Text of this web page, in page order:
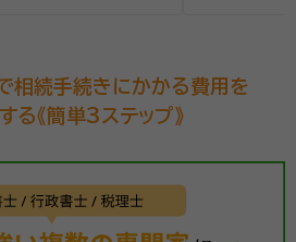
相続手続きにかかる費用を
る《簡単3ステップ》